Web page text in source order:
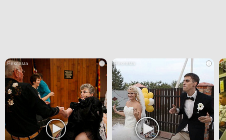
i i